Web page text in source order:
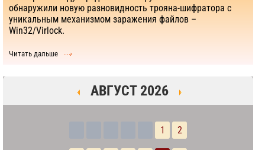
обнаружили новую разновидность трояна-шифратора с
уникальным механизмом заражения файлов –
Win32/Virlock.
Читать дальше
АВГУСТ 2026
1 2